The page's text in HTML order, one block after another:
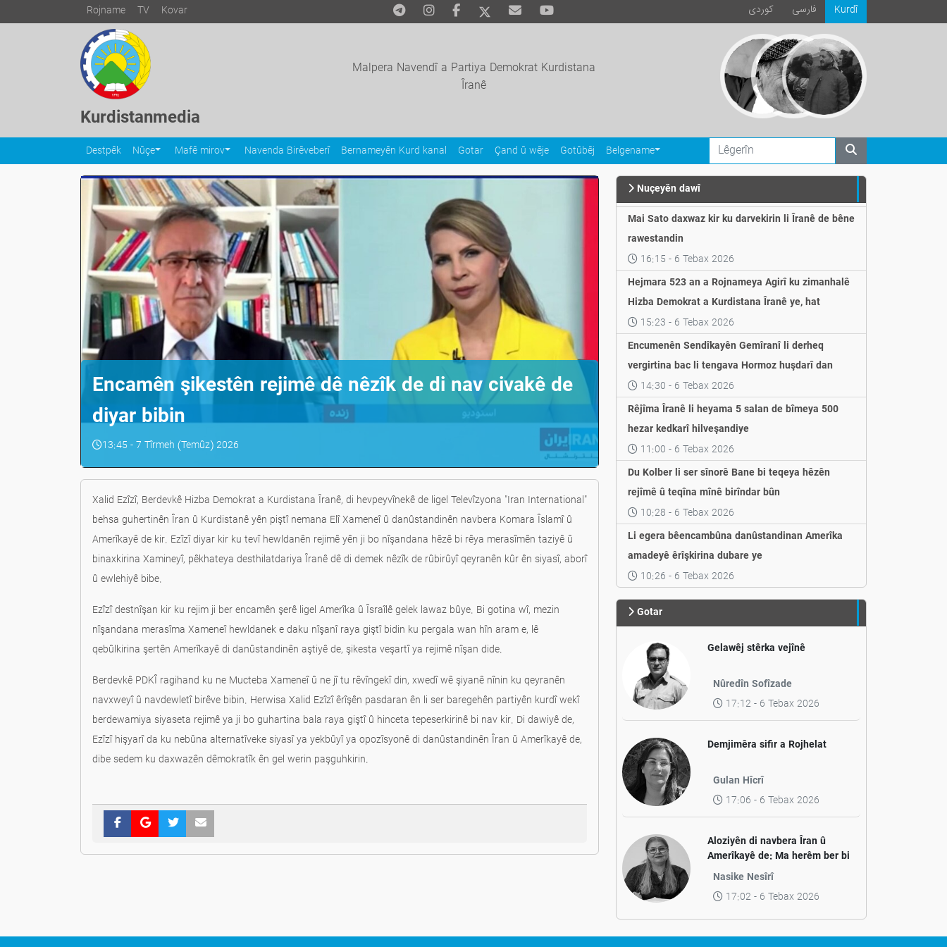
Rojname TV Kovar Kurdî فارسی كوردی
Kurdistanmedia
Malpera Navendî a Partiya Demokrat Kurdistana
Îranê
Destpêk Nûçe Mafê mirov Navenda Birêveberî Bernameyên Kurd kanal Gotar Çand û wêje Gotûbêj Belgename
Encamên şikestên rejimê dê nêzîk de di nav civakê de
diyar bibin
13:45 - 7 Tîrmeh (Temûz) 2026
Xalid Ezîzî, Berdevkê Hizba Demokrat a Kurdistana Îranê, di hevpeyvînekê de ligel Televîzyona "Iran International"
behsa guhertinên Îran û Kurdistanê yên piştî nemana Elî Xameneî û danûstandinên navbera Komara Îslamî û
Amerîkayê de kir. Ezîzî diyar kir ku tevî hewldanên rejimê yên ji bo nîşandana hêzê bi rêya merasîmên taziyê û
binaxkirina Xamineyî, pêkhateya desthilatdariya Îranê dê di demek nêzîk de rûbirûyî qeyranên kûr ên siyasî, aborî
û ewlehiyê bibe.
Ezîzî destnîşan kir ku rejim ji ber encamên şerê ligel Amerîka û Îsraîlê gelek lawaz bûye. Bi gotina wî, mezin
nîşandana merasîma Xameneî hewldanek e daku nîşanî raya giştî bidin ku pergala wan hîn aram e, lê
qebûlkirina şertên Amerîkayê di danûstandinên aştiyê de, şikesta veşartî ya rejimê nîşan dide.
Berdevkê PDKÎ ragihand ku ne Mucteba Xameneî û ne jî tu rêvîngekî din, xwedî wê şiyanê nînin ku qeyranên
navxweyî û navdewletî birêve bibin. Herwisa Xalid Ezîzî êrîşên pasdaran ên li ser baregehên partiyên kurdî wekî
berdewamiya siyaseta rejimê ya ji bo guhartina bala raya giştî û hinceta tepeserkirinê bi nav kir. Di dawiyê de,
Ezîzî hişyarî da ku nebûna alternatîveke siyasî ya yekbûyî ya opozîsyonê di danûstandinên Îran û Amerîkayê de,
dibe sedem ku daxwazên dêmokratîk ên gel werin paşguhkirin.
Nuçeyěn dawî
Mai Sato daxwaz kir ku darvekirin li Îranê de bêne
rawestandin
16:15 - 6 Tebax 2026
Hejmara 523 an a Rojnameya Agirî ku zimanhalê
Hizba Demokrat a Kurdistana Îranê ye, hat
weşandin
15:23 - 6 Tebax 2026
Encumenên Sendîkayên Gemîranî li derheq
vergirtina bac li tengava Hormoz huşdarî dan
14:30 - 6 Tebax 2026
Rêjîma Îranê li heyama 5 salan de bîmeya 500
hezar kedkarî hilveşandiye
11:00 - 6 Tebax 2026
Du Kolber li ser sînorê Bane bi teqeya hêzên
rejîmê û teqîna mînê birîndar bûn
10:28 - 6 Tebax 2026
Li egera bêencambûna danûstandinan Amerîka
amadeyê êrîşkirina dubare ye
10:26 - 6 Tebax 2026
Gotar
Gelawêj stêrka vejînê
Nûredîn Sofîzade
17:12 - 6 Tebax 2026
Demjimêra sifir a Rojhelat
Gulan Hîcrî
17:06 - 6 Tebax 2026
Aloziyên di navbera Îran û
Amerîkayê de: Ma herêm ber bi
aramiyê ve diçe yan jî ber bi
Nasike Nesîrî
17:02 - 6 Tebax 2026